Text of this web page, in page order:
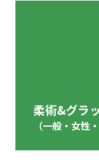
柔術&グラ
（一般・女性